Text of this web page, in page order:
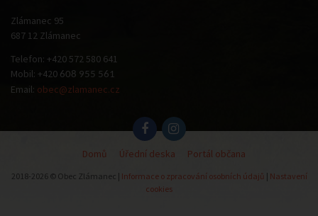
Zlámanec 95
687 12 Zlámanec
Telefon: +420 572 580 641
Mobil: +420 608 955 561
Email: obec@zlamanec.cz
Domů Úřední deska Portál občana
2018-2026 © Obec Zlámanec | Informace o zpracování osobních údajů | Nastavení
cookies